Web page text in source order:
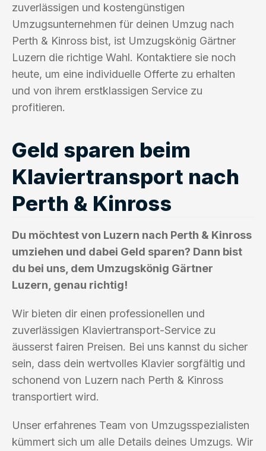
zuverlässigen und kostengünstigen
Umzugsunternehmen für deinen Umzug nach
Perth & Kinross bist, ist Umzugskönig Gärtner
Luzern die richtige Wahl. Kontaktiere sie noch
heute, um eine individuelle Offerte zu erhalten
und von ihrem erstklassigen Service zu
profitieren.
Geld sparen beim
Klaviertransport nach
Perth & Kinross
Du möchtest von Luzern nach Perth & Kinross
umziehen und dabei Geld sparen? Dann bist
du bei uns, dem Umzugskönig Gärtner
Luzern, genau richtig!
Wir bieten dir einen professionellen und
zuverlässigen Klaviertransport-Service zu
äusserst fairen Preisen. Bei uns kannst du sicher
sein, dass dein wertvolles Klavier sorgfältig und
schonend von Luzern nach Perth & Kinross
transportiert wird.
Unser erfahrenes Team von Umzugsspezialisten
kümmert sich um alle Details deines Umzugs. Wir